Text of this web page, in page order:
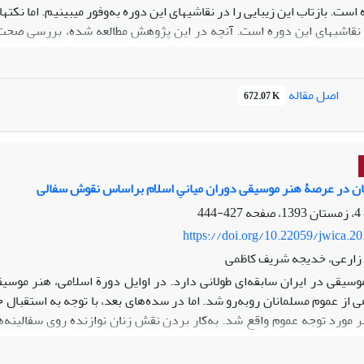
بازتاب این زیبایی را در نقاشی‏های این دوره به‌وفور می‏بینیم. اما
نقاشی‏های این دوره است. آنچه در این پژوهش مطالعه شده، بررسی
آن‏ها با نگاشته‏های سفرنامه‏هاست. گردآوری مطالب در این پژوهش
بدین ترتیب است: سیمای ظاهری زنان در نقاشی‏های دورة
دارد؟ و در صورت تفاوت در سیمای ظاهری زنانی که در مدارک یاد
نوعی تفاوت در میان عکس‏های برجای‌مانده با نقاشی‏های این دوره
گرایش داشت. می‏توان گفت زن در تصویرنگاری‏های این دوره، اعم از
اصل مقاله 672.07 K
در عرصۀ هنر موسیقی دوران میانیِ اسلام بر‌اساس نقوش سفالی
427-444
https://doi.org/10.22059/
خدیجه شریف کاظمی
در ایران سابقه‌ای طولانی دارد. در اوایل دورة اسلامی، هنر
از عموم مسلمانان روبه‌رو شد. اما در سده‌های بعد، با توجه به
مورد توجه عموم واقع شد. به‌کار بردن نقش زنان نوازنده روی
منبع ارزشمندی برای بررسی جایگاه هنر موسیقی و موقعیت
میانی اسلامی واقع در گنجینه‌‌های هنری و همچنین بر‌اساس متون